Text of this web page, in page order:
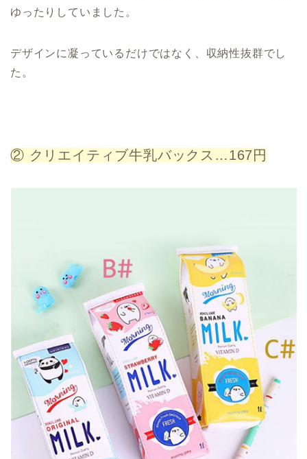
ゆったりしていました。
デザインに凝っているだけではなく、収納性抜群でし
た。
② クリエイティブ牛乳バックス…167円